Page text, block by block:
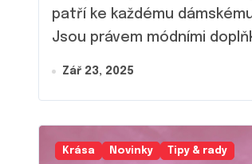
patří ke každému
Jsou právem módními
Zář 23, 2025
Krása Novinky Tipy & rady